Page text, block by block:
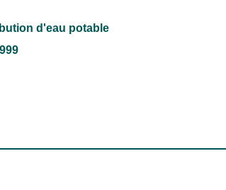
d'eau potable